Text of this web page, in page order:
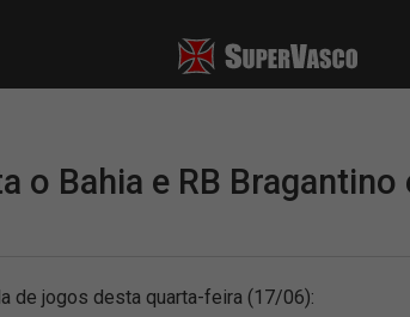
o Bahia e RB
de jogos desta quarta-feira (17/06):